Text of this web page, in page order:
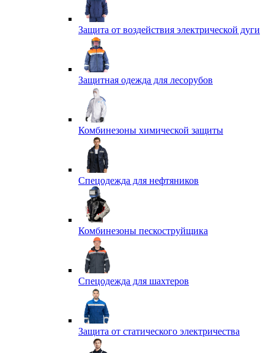
Защита от воздействия электрической дуги
Защитная одежда для лесорубов
Комбинезоны химической защиты
Спецодежда для нефтяников
Комбинезоны пескоструйщика
Спецодежда для шахтеров
Защита от статического электричества